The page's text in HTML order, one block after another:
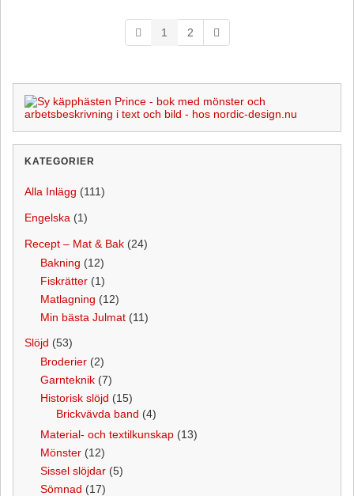
1 2
KATEGORIER
Alla Inlägg (111)
Engelska (1)
Recept – Mat & Bak (24)
Bakning (12)
Fiskrätter (1)
Matlagning (12)
Min bästa Julmat (11)
Slöjd (53)
Broderier (2)
Garnteknik (7)
Historisk slöjd (15)
Brickvävda band (4)
Material- och textilkunskap (13)
Mönster (12)
Sissel slöjdar (5)
Sömnad (17)